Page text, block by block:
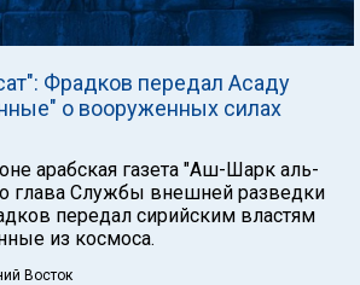
Фрадков передал Асаду
о вооруженных силах
арабская газета "Аш-Шарк аль-
глава Службы внешней разведки
передал сирийским властям
из космоса.
Восток